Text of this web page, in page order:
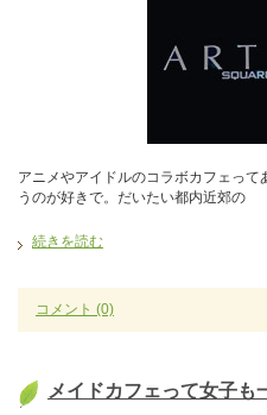
アニメやアイドルのコラボカフェっ
うのが好きで。だいたい都内近郊の
続きを読む
コメント (0)
メイドカフェって女子も